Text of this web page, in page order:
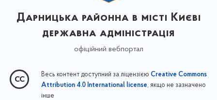
Дарницька районна в місті Києві
державна адміністрація
офіційний вебпортал
Весь контент доступний за ліцензією Creative Commons
Attribution 4.0 International license, якщо не зазначено
інше